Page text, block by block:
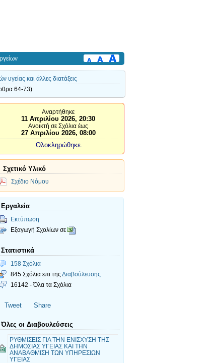
και άλλες διατάξεις
64-73)
Αναρτήθηκε
11 Απριλίου 2026, 20:30
Ανοικτή σε Σχόλια έως
27 Απριλίου 2026, 08:00
Ολοκληρώθηκε.
Σχετικό Υλικό
Σχέδιο Νόμου
Εργαλεία
Εκτύπωση
Εξαγωγή Σχολίων σε
Στατιστικά
158 Σχόλια
845 Σχόλια επι της Διαβούλευσης
16142 - Όλα τα Σχόλια
Tweet Share
Όλες οι Διαβουλεύσεις
ΡΥΘΜΙΣΕΙΣ ΓΙΑ ΤΗΝ ΕΝΙΣΧΥΣΗ ΤΗΣ
ΔΗΜΟΣΙΑΣ ΥΓΕΙΑΣ ΚΑΙ ΤΗΝ
ΑΝΑΒΑΘΜΙΣΗ ΤΩΝ ΥΠΗΡΕΣΙΩΝ
ΥΓΕΙΑΣ